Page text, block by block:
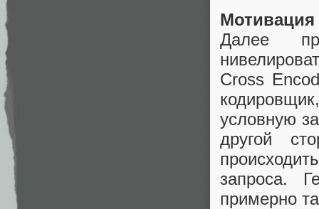
Мотивация
Далее
Cross
условную
другой
запроса.
примерно